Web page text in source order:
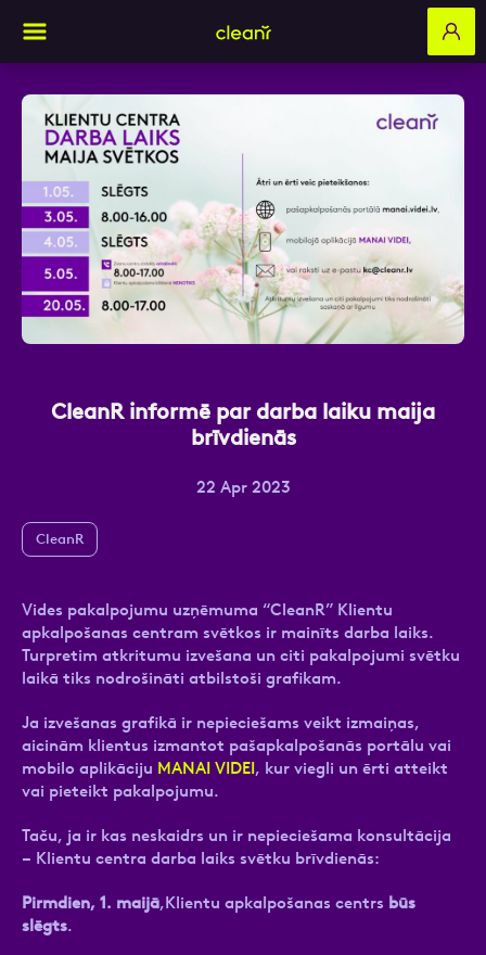
CleanR informē par darba laiku maija
brīvdienās
22 Apr 2023
CleanR
Vides pakalpojumu uzņēmuma “CleanR” Klientu
apkalpošanas centram svētkos ir mainīts darba laiks.
Turpretim atkritumu izvešana un citi pakalpojumi svētku
laikā tiks nodrošināti atbilstoši grafikam.
Ja izvešanas grafikā ir nepieciešams veikt izmaiņas,
aicinām klientus izmantot pašapkalpošanās portālu vai
mobilo aplikāciju MANAI VIDEI, kur viegli un ērti atteikt
vai pieteikt pakalpojumu.
Taču, ja ir kas neskaidrs un ir nepieciešama konsultācija
– Klientu centra darba laiks svētku brīvdienās:
Pirmdien, 1. maijā,Klientu apkalpošanas centrs būs
slēgts.
Aizpildi pieteikuma formu un mēs ar tevi
sazināsimies
Vārds, Uzvārds
Atzīmējiet, ka piekrītat personas datu
apstrādei.Vairāk